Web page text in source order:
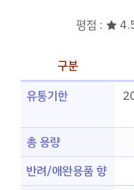
평점 : ★
구분
유통기한
총 용량
반려/애완용품 향